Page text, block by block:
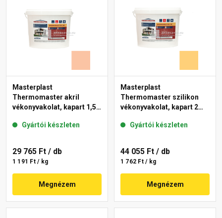
Masterplast
Thermomaster akril
vékonyvakolat, kapart 1,5
Gyártói készleten
29 765 Ft / db
1 191 Ft / kg
Megnézem
Masterplast
Thermomaster szilikon
vékonyvakolat, kapart 2
Gyártói készleten
44 055 Ft / db
1 762 Ft / kg
Megnézem